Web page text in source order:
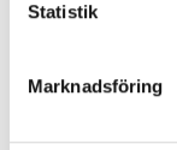
Statistik
Marknadsföring
Other